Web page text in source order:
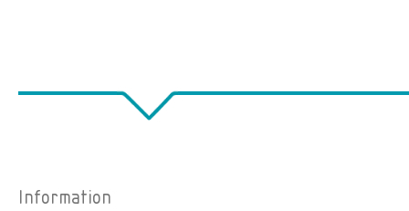
Information